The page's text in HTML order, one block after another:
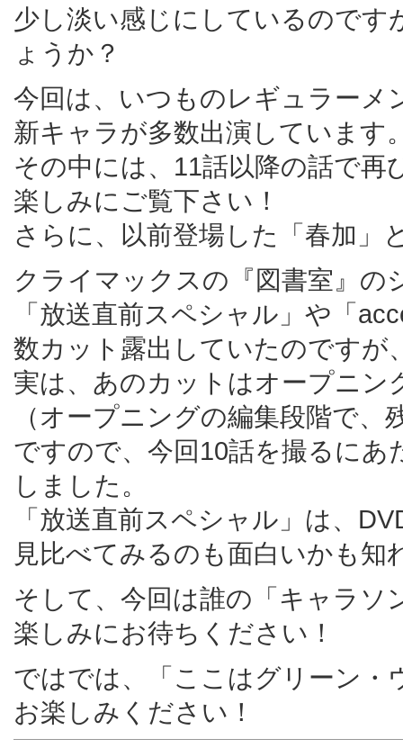
少し淡い感じにしているので
ょうか？
今回は、いつものレギュラーメ
新キャラが多数出演しています
その中には、11話以降の話で
楽しみにご覧下さい！
さらに、以前登場した「春加」
クライマックスの『図書室』の
「放送直前スペシャル」や「
数カット露出していたのですが
実は、あのカットはオープニン
（オープニングの編集段階で
ですので、今回10話を撮るに
しました。
「放送直前スペシャル」は、
見比べてみるのも面白いかも知
そして、今回は誰の「キャラソ
楽しみにお待ちください！
ではでは、「ここはグリーン・
お楽しみください！